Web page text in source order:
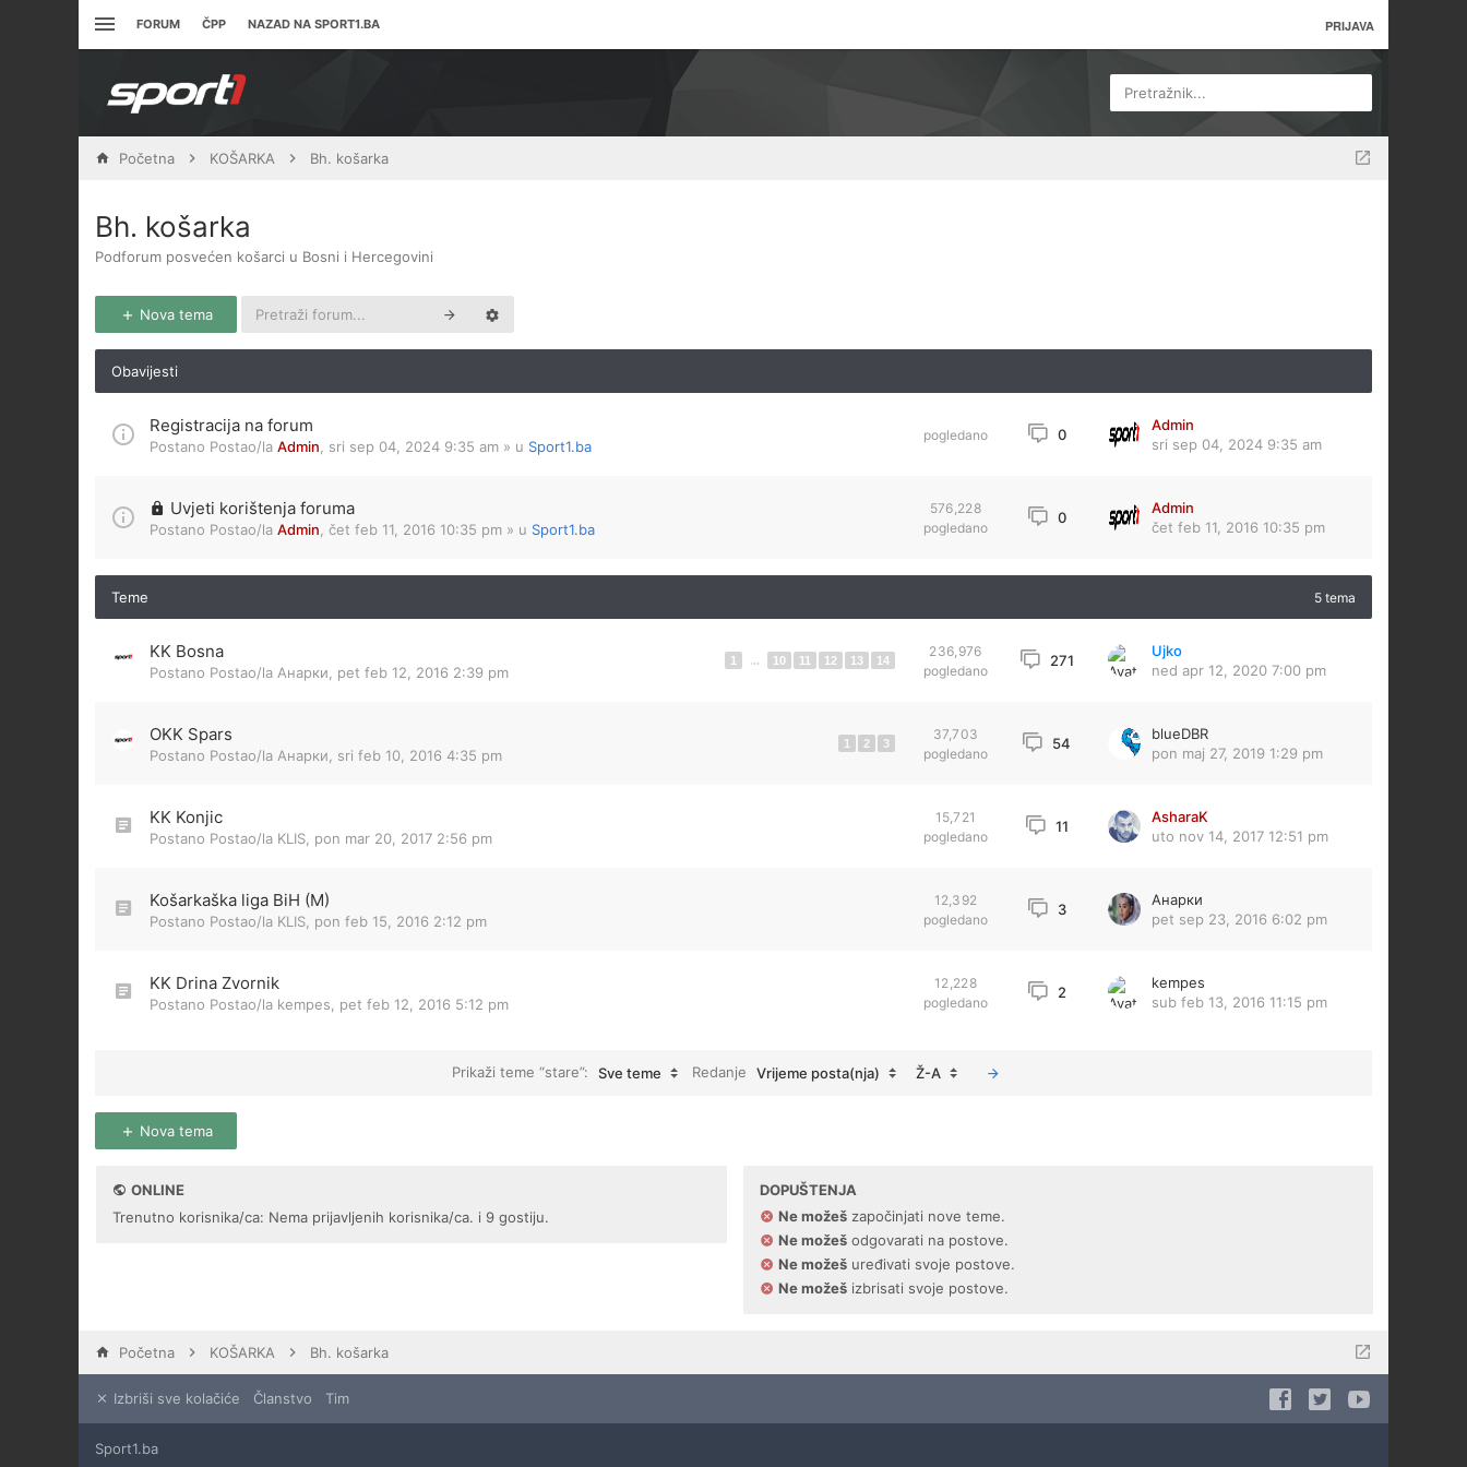
FORUM ČPP NAZAD NA SPORT1.BA PRIJAVA
Pretražnik...
Početna KOŠARKA Bh. košarka
Bh. košarka
Podforum posvećen košarci u Bosni i Hercegovini
Nova tema
Obavijesti
Registracija na forum
Postano Postao/la Admin sri sep 04, 2024 9:35 am » u Sport1.ba
pogledano 0
Admin
sri sep 04, 2024 9:35 am
Uvjeti korištenja foruma
Postano Postao/la Admin čet feb 11, 2016 10:35 pm » u Sport1.ba
576,228
pogledano
0
Admin
čet feb 11, 2016 10:35 pm
Teme 5 tema
KK Bosna
Postano Postao/la Анарки pet feb 12, 2016 2:39 pm
1 ... 10 11 12 13 14
236,976
pogledano
271
Ujko
ned apr 12, 2020 7:00 pm
OKK Spars
Postano Postao/la Анарки sri feb 10, 2016 4:35 pm
1 2 3
37,703
pogledano
54
blueDBR
pon maj 27, 2019 1:29 pm
KK Konjic
Postano Postao/la KLIS pon mar 20, 2017 2:56 pm
15,721
pogledano
11
AsharaK
uto nov 14, 2017 12:51 pm
Košarkaška liga BiH (M)
Postano Postao/la KLIS pon feb 15, 2016 2:12 pm
12,392
pogledano
3
Анарки
pet sep 23, 2016 6:02 pm
KK Drina Zvornik
Postano Postao/la kempes pet feb 12, 2016 5:12 pm
12,228
pogledano
2
kempes
sub feb 13, 2016 11:15 pm
Prikaži teme “stare”: Sve teme Redanje Vrijeme posta(nja) Ž-A
Nova tema
ONLINE
Trenutno korisnika/ca: Nema prijavljenih korisnika/ca. i 9 gostiju.
DOPUŠTENJA
Ne možešzapočinjati nove teme.
Ne možešodgovarati na postove.
Ne možešuređivati svoje postove.
Ne možešizbrisati svoje postove.
Početna KOŠARKA Bh. košarka
Izbriši sve kolačiće Članstvo Tim
Sport1.ba